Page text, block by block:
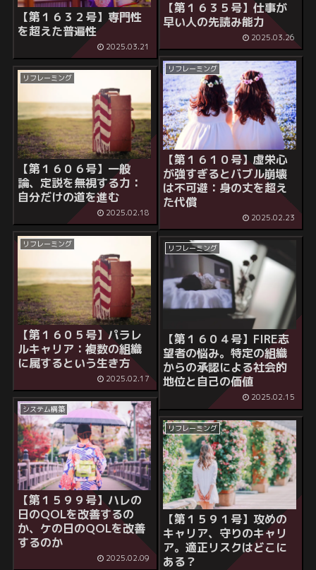
【第１６３５号】 仕事が
早い人の先読み能力
2025.03.26
【第１６３２号】専門性
を超えた普遍性
2025.03.21
リフレーミング
【第１６１０号】虚栄心
が強すぎるとバブル崩壊
は不可避：身の丈を超え
た代償
2025.02.23
リフレーミング
【第１６０６号】一般
論、定説を無視する力：
自分だけの道を進む
2025.02.18
リフレーミング
【第１６０５号】パラレ
ルキャリア：複数の組織
に属するという生き方
2025.02.17
リフレーミング
【第１６０４号】FIRE志
望者の悩み。特定の組織
からの承認による社会的
地位と自己の価値
2025.02.15
システム構築
【第１５９９号】ハレの
日のQOLを改善するの
か、ケの日のQOLを改善
するのか
2025.02.09
リフレーミング
【第１５９１号】攻めの
キャリア、守りのキャリ
ア。適正リスクはどこに
ある？